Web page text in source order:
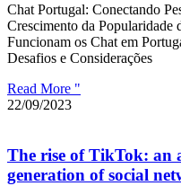
Chat Portugal: Conectando
Crescimento da Popularidade
Funcionam os Chat em
Desafios e Considerações
Read More "
22/09/2023
The rise of TikTok: an
generation of social